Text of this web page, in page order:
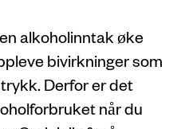
alkoholinntak øke
bivirkninger som
Derfor er det
når du